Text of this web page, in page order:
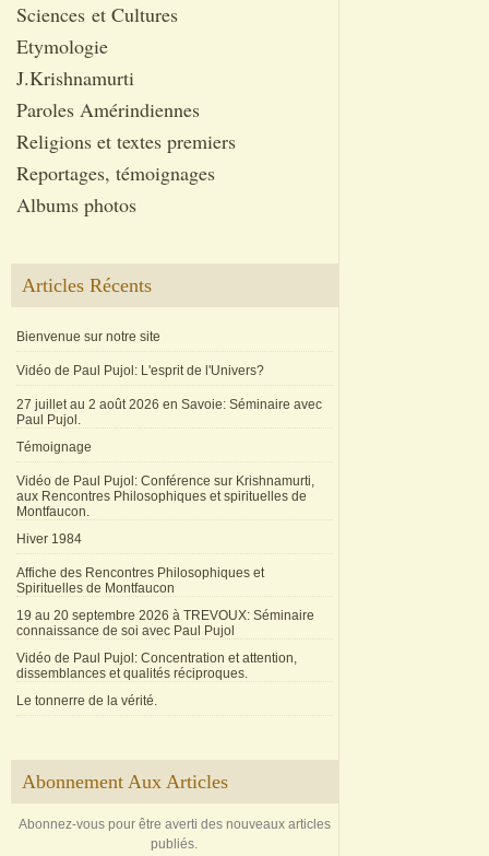
Sciences et Cultures
Etymologie
J.Krishnamurti
Paroles Amérindiennes
Religions et textes premiers
Reportages, témoignages
Albums photos
Articles Récents
Bienvenue sur notre site
Vidéo de Paul Pujol: L'esprit de l'Univers?
27 juillet au 2 août 2026 en Savoie: Séminaire avec
Paul Pujol.
Témoignage
Vidéo de Paul Pujol: Conférence sur Krishnamurti,
aux Rencontres Philosophiques et spirituelles de
Montfaucon.
Hiver 1984
Affiche des Rencontres Philosophiques et
Spirituelles de Montfaucon
19 au 20 septembre 2026 à TREVOUX: Séminaire
connaissance de soi avec Paul Pujol
Vidéo de Paul Pujol: Concentration et attention,
dissemblances et qualités réciproques.
Le tonnerre de la vérité.
Abonnement Aux Articles
Abonnez-vous pour être averti des nouveaux articles
publiés.